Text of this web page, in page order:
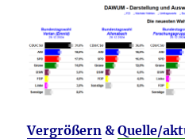
Vergrößern &Quelle/